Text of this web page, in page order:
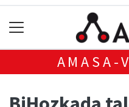
AMASA-